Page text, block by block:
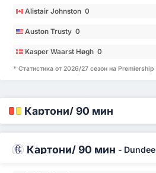
Alistair Johnston 0
Auston Trusty 0
Kasper Waarst Høgh 0
* Статистика от 2026/27 сезон на Premiership
Картони/ 90 мин
Картони/ 90 мин - Dundee